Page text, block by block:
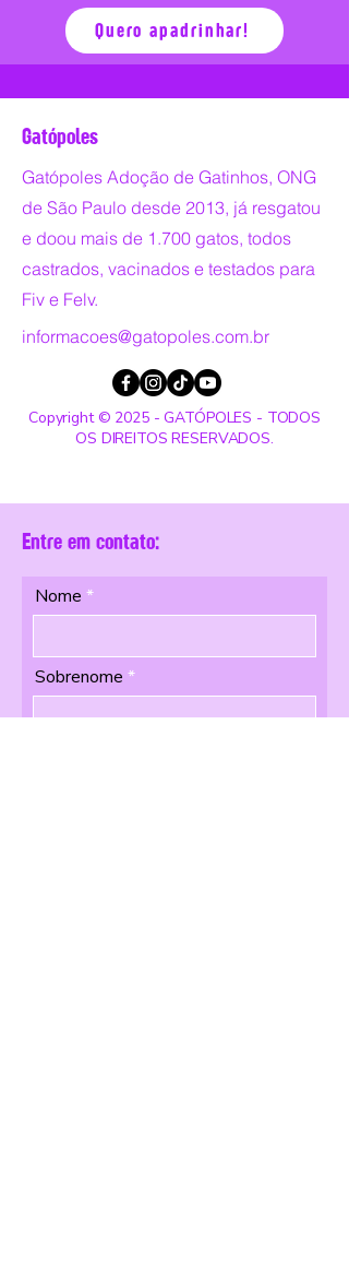
Quero apadrinhar!
Gatópoles
Gatópoles Adoção de Gatinhos, ONG
de São Paulo desde 2013, já resgatou
e doou mais de 1.700 gatos, todos
castrados, vacinados e testados para
Fiv e Felv.
informacoes@gatopoles.com.br
Copyright © 2025 - GATÓPOLES - TODOS
OS DIREITOS RESERVADOS.
Entre em contato:
Nome
Sobrenome